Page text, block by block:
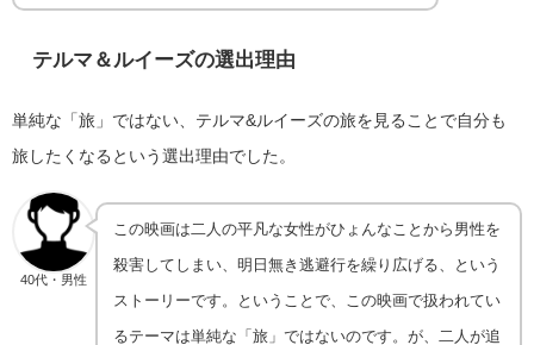
テルマ＆ルイーズの選出理由
単純な「旅」ではない、テルマ&ルイーズの旅を見ることで自分も
旅したくなるという選出理由でした。
40代・男性
この映画は二人の平凡な女性がひょんなことから男性を
殺害してしまい、明日無き逃避行を繰り広げる、という
ストーリーです。ということで、この映画で扱われてい
るテーマは単純な「旅」ではないのです。が、二人が追